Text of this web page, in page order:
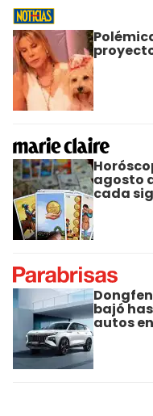
agosto
cada
bajó
autos